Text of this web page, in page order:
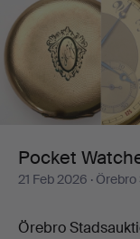
Pocket
21 Feb 2026 ·
Örebro